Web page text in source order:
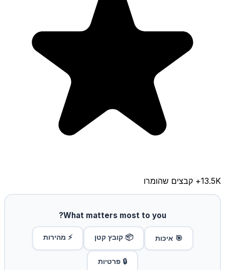
13.5K+ קבצים שהומרו
What matters most to you?
🎯 איכות 📦 קובץ קטן ⚡ מהירות
🔒 פרטיות